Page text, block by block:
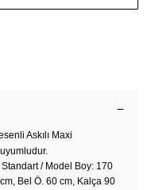
Askılı Maxi
/ Model Boy: 170
Bel Ö. 60 cm, Kalça 90